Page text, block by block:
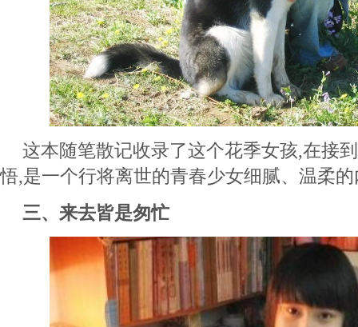
这本随笔散记收录了这个花季女孩,在接
悟,是一个行将离世的青春少女细腻、温柔
三、来去皆是匆忙